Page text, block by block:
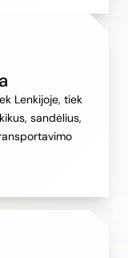
Lenkijoje, tiek
sandėlius,